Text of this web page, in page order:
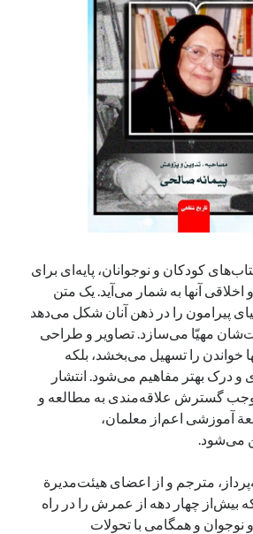
حافظ محیط زیست ایران
بزرگداشت یاد و نام استاد اسماعیل سعادت (مهر ۱۳۰۴- شهریور
کودکان و نوجوانان، پایه‌ای برای
آنها به شمار می‌آید. یک متن
پیرامون را در ذهن آنان شکل می‌دهد
مهیّا می‌سازد. تصاویر و طراحی
خواندن را تسهیل می‌بخشد، بلکه
و درک بهتر مفاهیم می‌شود. انتشار
گسترش علاقه‌مندی به مطالعه و
آموزشی اعم‌از معلمان،
می‌شود.
مترجم و از اعضای هیئت‌مدیرة
بیش‌از چهار دهه از عمرش را در راه
نوجوان و همگامی با تحولات